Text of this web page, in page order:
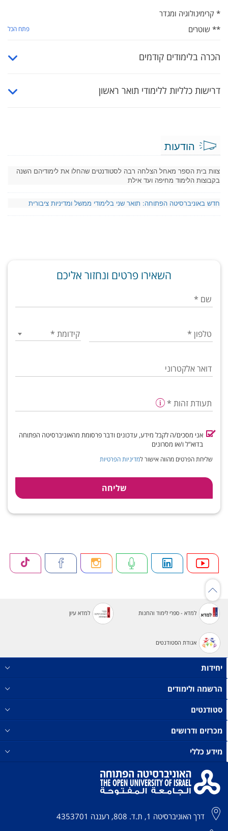
* קרימינולוגיה ומגדר
** שוטרים
פתח הכל
הכרה בלימודים קודמים
דרישות כלליות ללימודי תואר ראשון
הודעות
צוות בית הספר מאחל הצלחה רבה לסטודנטים שהחלו את לימודיהם השנה
בקבוצות הלימוד מחיפה ועד אילת
חדש באוניברסיטה הפתוחה: תואר שני בלימודי ממשל ומדיניות ציבורית
השאירו פרטים ונחזור אליכם
שם *
תעודת זהות *
טלפון * קידומת*
דואר אלקטרוני
אני מסכים/ה לקבל מידע, עדכונים ודבר פרסומת מהאוניברסיטה הפתוחה
בדוא"ל ו/או מסרונים
שליחת הפרטים מהווה אישור למדיניות הפרטיות
למדא - ספרי לימוד והחנות למדא עיון
אגודת הסטודנטים
יחידות
הרשמה ולימודים
סטודנטים
מכרזים ודרושים
מידע כללי
דרך האוניברסיטה 1, ת.ד. 808, רעננה 4353701